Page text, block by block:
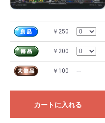
￥250
￥200
￥100 ---
カートに入れる